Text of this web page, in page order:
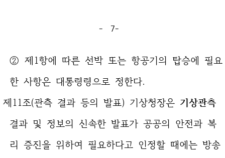
- 7-
② 제1항에 따른 선박 또는 항공기의 탑승에 필요
한 사항은 대통령령으로 정한다.
제11조(관측 결과 등의 발표) 기상청장은 기상관측
결과 및 정보의 신속한 발표가 공공의 안전과 복
리 증진을 위하여 필요하다고 인정할 때에는 방송